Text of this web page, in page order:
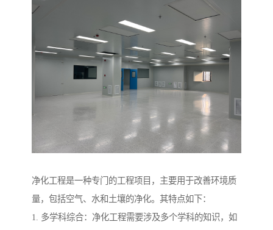
净化工程是一种专门的工程项目，主要用于改善环境质
量，包括空气、水和土壤的净化。其特点如下：
1. 多学科综合：净化工程需要涉及多个学科的知识，如